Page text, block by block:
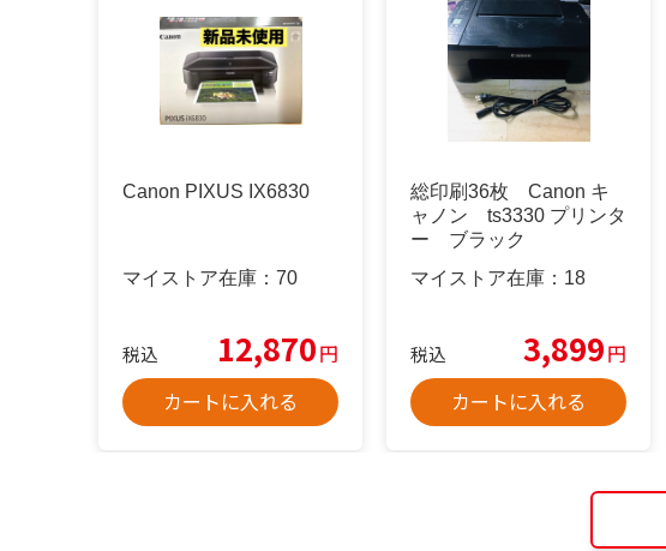
Canon PIXUS IX6830
マイストア在庫： 70
税込 12,870円
カートに入れる
総印刷36枚 Canon キ
ャノン ts3330 プリンタ
ー ブラック
マイストア在庫： 18
税込 3,899円
カートに入れる